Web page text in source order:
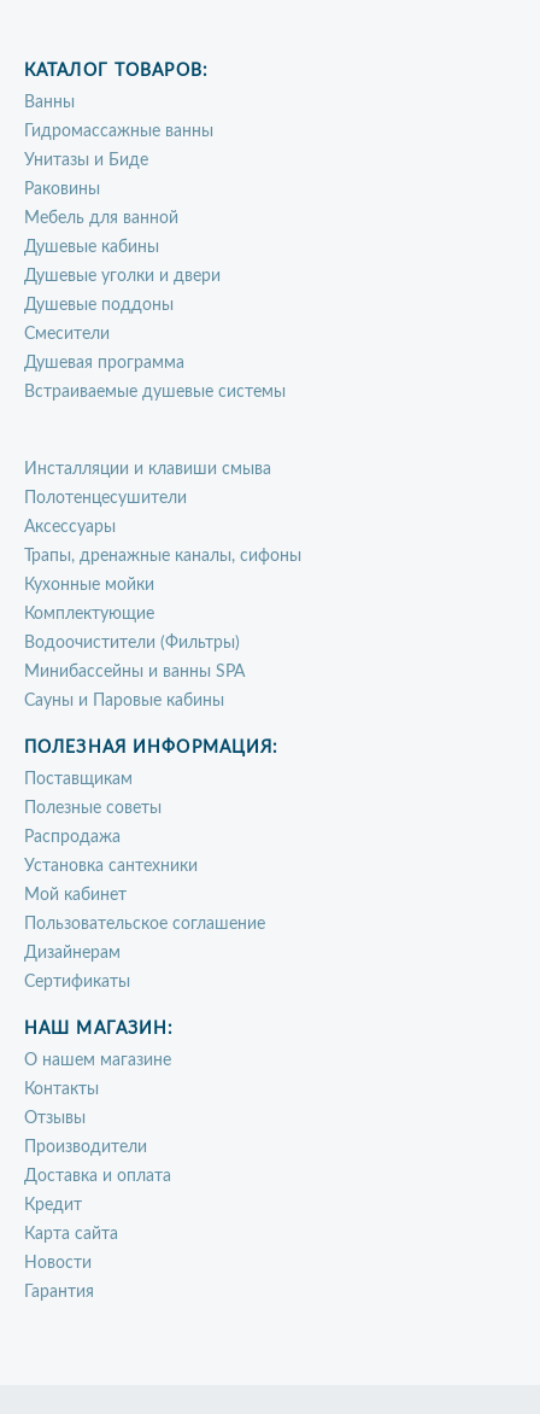
КАТАЛОГ ТОВАРОВ:
Ванны
Гидромассажные ванны
Унитазы и Биде
Раковины
Мебель для ванной
Душевые кабины
Душевые уголки и двери
Душевые поддоны
Смесители
Душевая программа
Встраиваемые душевые системы
Инсталляции и клавиши смыва
Полотенцесушители
Аксессуары
Трапы, дренажные каналы, сифоны
Кухонные мойки
Комплектующие
Водоочистители (Фильтры)
Минибассейны и ванны SPA
Сауны и Паровые кабины
ПОЛЕЗНАЯ ИНФОРМАЦИЯ:
Поставщикам
Полезные советы
Распродажа
Установка сантехники
Мой кабинет
Пользовательское соглашение
Дизайнерам
Сертификаты
НАШ МАГАЗИН:
О нашем магазине
Контакты
Отзывы
Производители
Доставка и оплата
Кредит
Карта сайта
Новости
Гарантия